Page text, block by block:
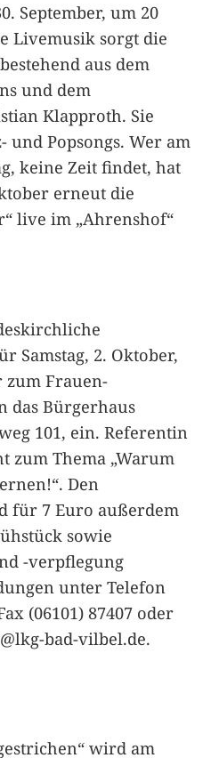
September, um 20
Livemusik sorgt die
aus dem
und dem
Klapproth. Sie
und Popsongs. Wer am
keine Zeit findet, hat
erneut die
live im „Ahrenshof“
Samstag, 2. Oktober,
zum Frauen-
das Bürgerhaus
101, ein. Referentin
zum Thema „Warum
Den
für 7 Euro außerdem
sowie
-verpflegung
unter Telefon
(06101) 87407 oder
bad-vilbel.de.
wird am